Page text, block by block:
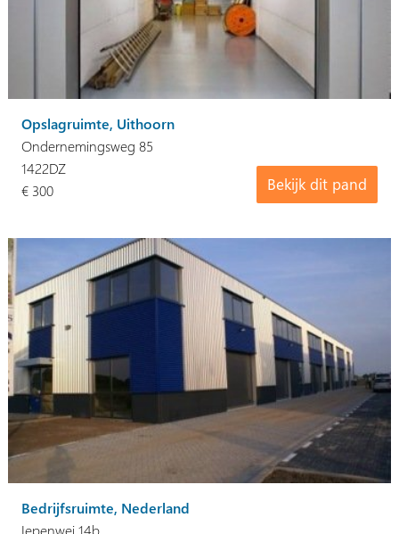
Opslagruimte, Uithoorn
Ondernemingsweg 85
Bekijk dit pand
1422DZ
€ 300
Bedrijfsruimte, Nederland
Iepenwei 14b